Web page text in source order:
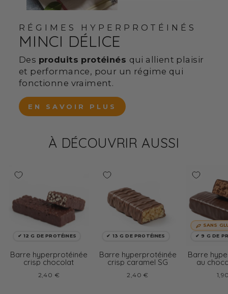
RÉGIMES HYPERPROTÉINÉS
MINCI DÉLICE
Des produits protéinés qui allient plaisir
et performance, pour un régime qui
fonctionne vraiment.
EN SAVOIR PLUS
À DÉCOUVRIR AUSSI
✔ 12 G DE PROTÉINES
Barre hyperprotéinée
crisp chocolat
2,40 €
✔ 13 G DE PROTÉINES
Barre hyperprotéinée
crisp caramel SG
2,40 €
SANS
✔ 9 G DE
Barre
au